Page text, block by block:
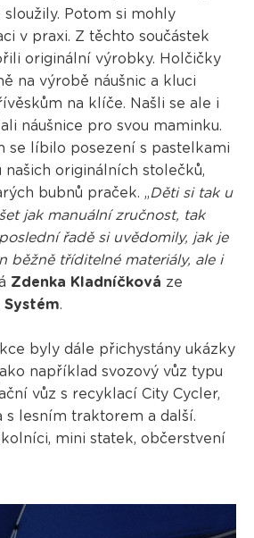
Potom si mohly
v praxi. Z těchto součástek
originální výrobky. Holčičky
na výrobě náušnic a kluci
na klíče. Našli se ale i
náušnice pro svou maminku.
se líbilo posezení s pastelkami
našich originálních stolečků,
bubnů praček. „Děti si tak u
jak manuální zručnost, tak
řadě si uvědomily, jak je
běžně tříditelné materiály, ale i
Zdenka Kladníčková ze
Systém.
byly dále přichystány ukázky
například svozový vůz typu
vůz s recyklací City Cycler,
s lesním traktorem a další.
mini statek, občerstvení